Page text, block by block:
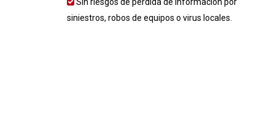
siniestros, robos de equipos o virus locales.